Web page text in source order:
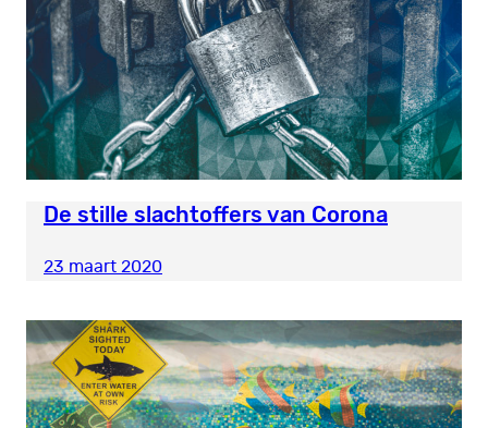
De stille slachtoffers van Corona
23 maart 2020